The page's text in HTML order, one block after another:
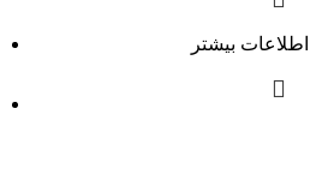
اطلاعات بیشتر